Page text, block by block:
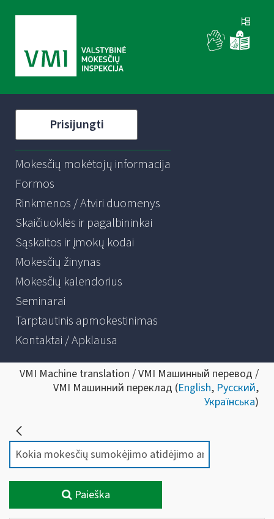
Prisijungti
Mokesčių mokėtojų informacija
Formos
Rinkmenos / Atviri duomenys
Skaičiuoklės ir pagalbininkai
Sąskaitos ir įmokų kodai
Mokesčių žinynas
Mokesčių kalendorius
Seminarai
Tarptautinis apmokestinimas
Kontaktai / Apklausa
VMI Machine translation / VMI Машинный перевод /
VMI Машинний переклад (English, Русский,
Українська)
Paieška